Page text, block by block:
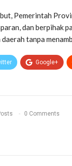
Pemerintah
dan berpihak
tanpa
Google+
0 Comments